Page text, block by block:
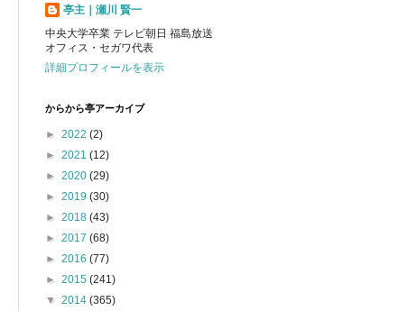
亭主｜瀬川 賢一
中央大学卒業 テレビ朝日 福島放送
オフィス・セガワ代表
詳細プロフィールを表示
からから亭アーカイブ
► 2022 (2)
► 2021 (12)
► 2020 (29)
► 2019 (30)
► 2018 (43)
► 2017 (68)
► 2016 (77)
► 2015 (241)
▼ 2014 (365)